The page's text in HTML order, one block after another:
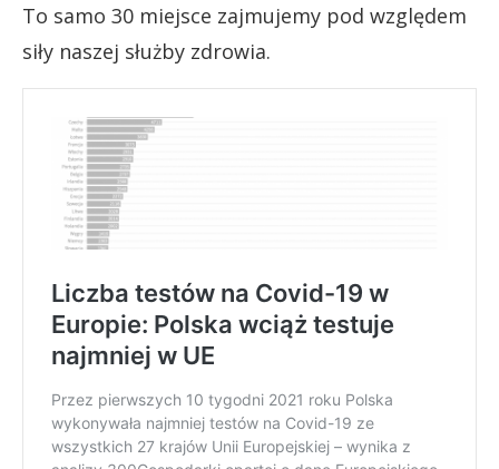
To samo 30 miejsce zajmujemy pod względem
siły naszej służby zdrowia.